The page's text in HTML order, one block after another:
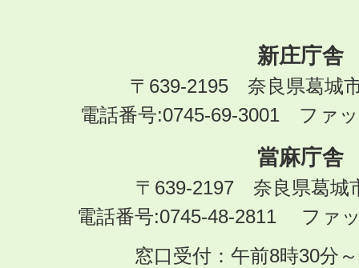
新庄庁舎
〒639-2195 奈良県葛城
電話番号:0745-69-3001 ファ
當麻庁舎
〒639-2197 奈良県葛城
電話番号:0745-48-2811 ファ
窓口受付：午前8時30分